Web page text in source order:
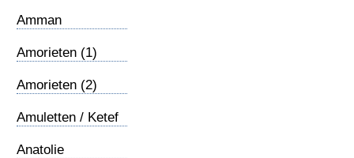
Amman
Amorieten (1)
Amorieten (2)
Amuletten / Ketef
Anatolie